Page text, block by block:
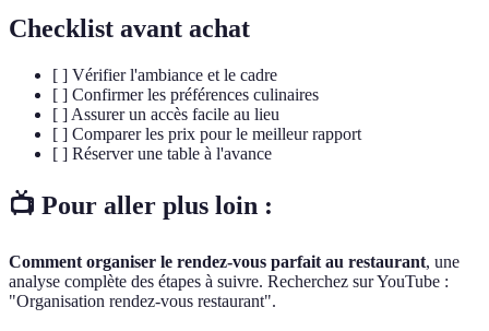
Checklist avant achat
[ ] Vérifier l'ambiance et le cadre
[ ] Confirmer les préférences culinaires
[ ] Assurer un accès facile au lieu
[ ] Comparer les prix pour le meilleur rapport
[ ] Réserver une table à l'avance
📺 Pour aller plus loin :
Comment organiser le rendez-vous parfait au restaurant, une
analyse complète des étapes à suivre. Recherchez sur YouTube :
"Organisation rendez-vous restaurant".